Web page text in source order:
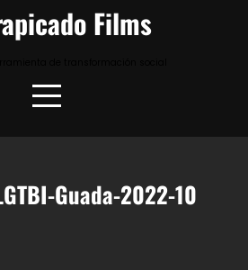
Films
Guada-2022-10